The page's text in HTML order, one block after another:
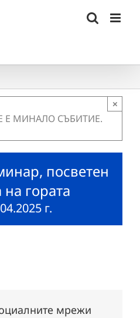
Е МИНАЛО СЪБИТИЕ.
×
посветен
гората
г.
мрежи